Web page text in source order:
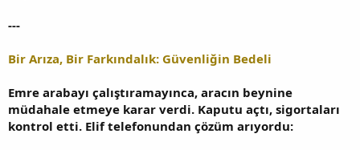
---
Bir Arıza, Bir Farkındalık: Güvenliğin Bedeli
Emre arabayı çalıştıramayınca, aracın beynine
müdahale etmeye karar verdi. Kaputu açtı, sigortaları
kontrol etti. Elif telefonundan çözüm arıyordu: